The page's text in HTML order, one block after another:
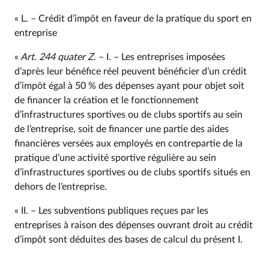
« L. – Crédit d’impôt en faveur de la pratique du sport en
entreprise
« Art. 244 quater Z. – I. – Les entreprises imposées
d’après leur bénéfice réel peuvent bénéficier d’un crédit
d’impôt égal à 50 % des dépenses ayant pour objet soit
de financer la création et le fonctionnement
d’infrastructures sportives ou de clubs sportifs au sein
de l’entreprise, soit de financer une partie des aides
financières versées aux employés en contrepartie de la
pratique d’une activité sportive régulière au sein
d’infrastructures sportives ou de clubs sportifs situés en
dehors de l’entreprise.
« II. – Les subventions publiques reçues par les
entreprises à raison des dépenses ouvrant droit au crédit
d’impôt sont déduites des bases de calcul du présent I.